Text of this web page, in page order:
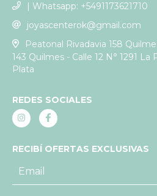
| Whatsapp: +5491173621710
joyascenterok@gmail.com
Peatonal Rivadavia 158
143 Quilmes - Calle 12 N° 1291
Plata
REDES SOCIALES
RECIBÍ OFERTAS EXCLUSIVAS